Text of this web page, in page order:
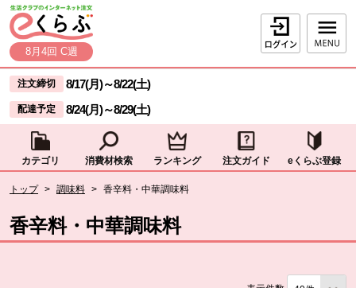
ページの先頭です。
本文へジャンプする。
8月4回 C週
ログイン
ここからサイト内共通メニューです。
サイト内共通メニューをスキップする
注文締切 8/17(月)～8/22(土)
配達予定 8/24(月)～8/29(土)
カテゴリ 消費材検索 ランキング 注文ガイド eくらぶ登録
トップ > 調味料 > 香辛料・中華調味料
香辛料・中華調味料